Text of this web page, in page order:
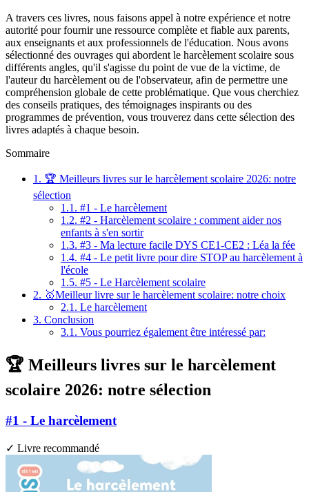
A travers ces livres, nous faisons appel à notre expérience et notre
autorité pour fournir une ressource complète et fiable aux parents,
aux enseignants et aux professionnels de l'éducation. Nous avons
sélectionné des ouvrages qui abordent le harcèlement scolaire sous
différents angles, qu'il s'agisse du point de vue de la victime, de
l'auteur du harcèlement ou de l'observateur, afin de permettre une
compréhension globale de cette problématique. Que vous cherchiez
des conseils pratiques, des témoignages inspirants ou des
programmes de prévention, vous trouverez dans cette sélection des
livres adaptés à chaque besoin.
Sommaire
1. 🏆 Meilleurs livres sur le harcèlement scolaire 2026: notre
sélection
1.1. #1 - Le harcèlement
1.2. #2 - Harcèlement scolaire : comment aider nos
enfants à s'en sortir
1.3. #3 - Ma lecture facile DYS CE1-CE2 : Léa la fée
1.4. #4 - Le petit livre pour dire STOP au harcèlement à
l'école
1.5. #5 - Le Harcèlement scolaire
2. 🥇Meilleur livre sur le harcèlement scolaire: notre choix
2.1. Le harcèlement
3. Conclusion
3.1. Vous pourriez également être intéressé par:
🏆 Meilleurs livres sur le harcèlement
scolaire 2026: notre sélection
#1 - Le harcèlement
✓ Livre recommandé